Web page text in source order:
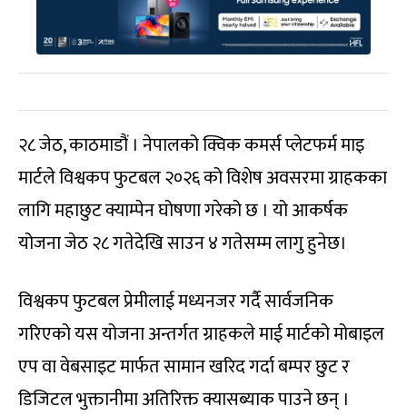
२८ जेठ, काठमाडौं । नेपालको क्विक कमर्स प्लेटफर्म माइ
मार्टले विश्वकप फुटबल २०२६ को विशेष अवसरमा ग्राहकका
लागि महाछुट क्याम्पेन घोषणा गरेको छ । यो आकर्षक
योजना जेठ २८ गतेदेखि साउन ४ गतेसम्म लागु हुनेछ।
विश्वकप फुटबल प्रेमीलाई मध्यनजर गर्दै सार्वजनिक
गरिएको यस योजना अन्तर्गत ग्राहकले माई मार्टको मोबाइल
एप वा वेबसाइट मार्फत सामान खरिद गर्दा बम्पर छुट र
डिजिटल भुक्तानीमा अतिरिक्त क्यासब्याक पाउने छन् ।